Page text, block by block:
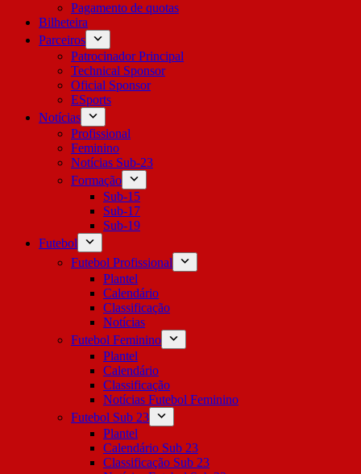
Pagamento de quotas
Bilheteira
Parceiros
Patrocinador Principal
Technical Sponsor
Oficial Sponsor
ESports
Notícias
Profissional
Feminino
Notícias Sub-23
Formação
Sub-15
Sub-17
Sub-19
Futebol
Futebol Profissional
Plantel
Calendário
Classificação
Notícias
Futebol Feminino
Plantel
Calendário
Classificação
Notícias Futebol Feminino
Futebol Sub 23
Plantel
Calendário Sub 23
Classificação Sub 23